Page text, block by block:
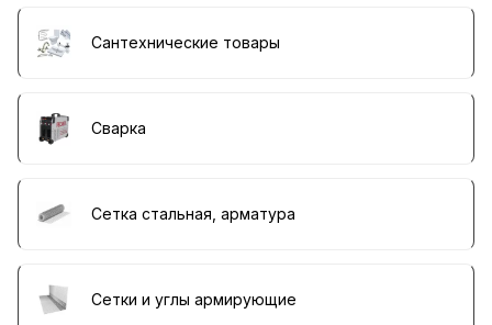
Сантехнические товары
Сварка
Сетка стальная, арматура
Сетки и углы армирующие